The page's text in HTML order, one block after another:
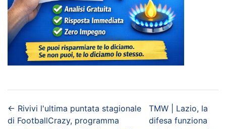
← Rivivi l'ultima puntata stagionale
di FootballCrazy, programma
TMW | Lazio, la
difesa funziona